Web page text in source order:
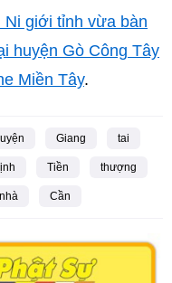
Ni giới tỉnh vừa bàn
huyện Gò Công Tây
Miền Tây.
Giang tai
Tiền thượng
nhà Cần